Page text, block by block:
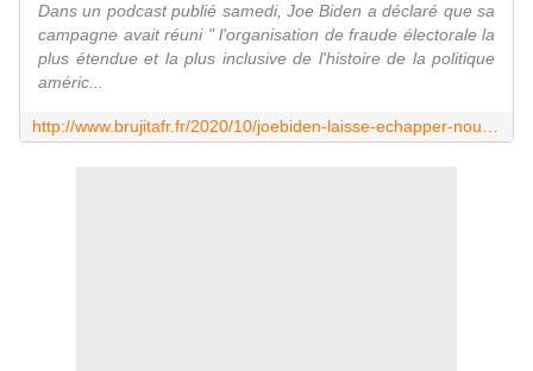
Dans un podcast publié samedi, Joe Biden a déclaré que sa
campagne avait réuni " l'organisation de fraude électorale la
plus étendue et la plus inclusive de l'histoire de la politique
améric...